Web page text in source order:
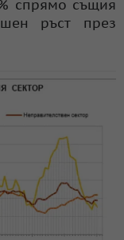
спрямо същия
ръст през